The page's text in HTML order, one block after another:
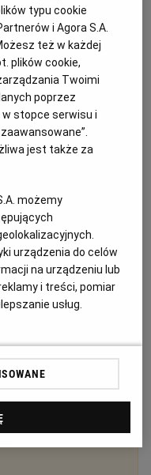
typu cookie
i Agora S.A.
też w każdej
plików cookie,
Twoimi
poprzez
w stopce serwisu i
jest także za
możemy
urządzenia do celów
na urządzeniu lub
i treści, pomiar
i ulepszanie usług.